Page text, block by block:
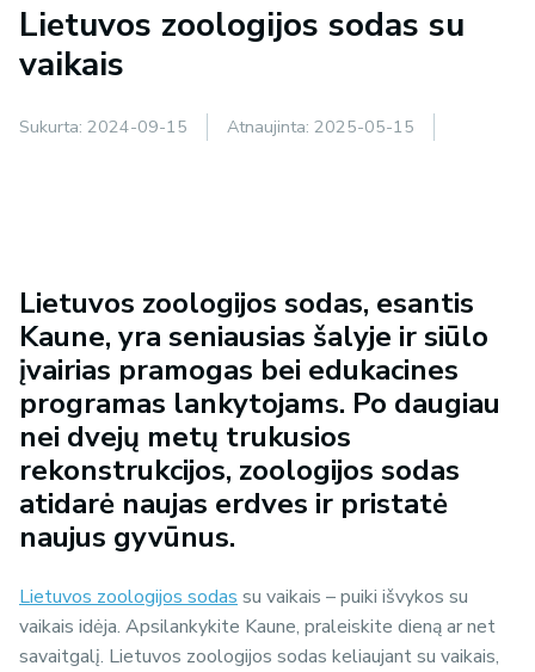
Lietuvos zoologijos sodas su
vaikais
Sukurta: 2024-09-15 Atnaujinta: 2025-05-15
Lietuvos zoologijos sodas, esantis
Kaune, yra seniausias šalyje ir siūlo
įvairias pramogas bei edukacines
programas lankytojams. Po daugiau
nei dvejų metų trukusios
rekonstrukcijos, zoologijos sodas
atidarė naujas erdves ir pristatė
naujus gyvūnus.
Lietuvos zoologijos sodassu vaikais – puiki išvykos su
vaikais idėja. Apsilankykite Kaune, praleiskite dieną ar net
savaitgalį. Lietuvos zoologijos sodas keliaujant su vaikais,